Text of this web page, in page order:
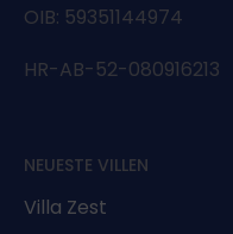
OIB: 59351144974
HR-AB-52-080916213
NEUESTE VILLEN
Villa Zest